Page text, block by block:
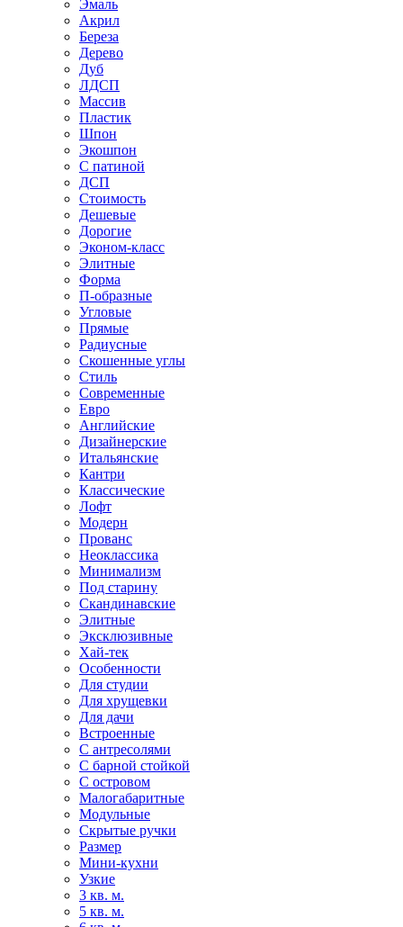
Эмаль
Акрил
Береза
Дерево
Дуб
ЛДСП
Массив
Пластик
Шпон
Экошпон
С патиной
ДСП
Стоимость
Дешевые
Дорогие
Эконом-класс
Элитные
Форма
П-образные
Угловые
Прямые
Радиусные
Скошенные углы
Стиль
Современные
Евро
Английские
Дизайнерские
Итальянские
Кантри
Классические
Лофт
Модерн
Прованс
Неоклассика
Минимализм
Под старину
Скандинавские
Элитные
Эксклюзивные
Хай-тек
Особенности
Для студии
Для хрущевки
Для дачи
Встроенные
С антресолями
С барной стойкой
С островом
Малогабаритные
Модульные
Скрытые ручки
Размер
Мини-кухни
Узкие
3 кв. м.
5 кв. м.